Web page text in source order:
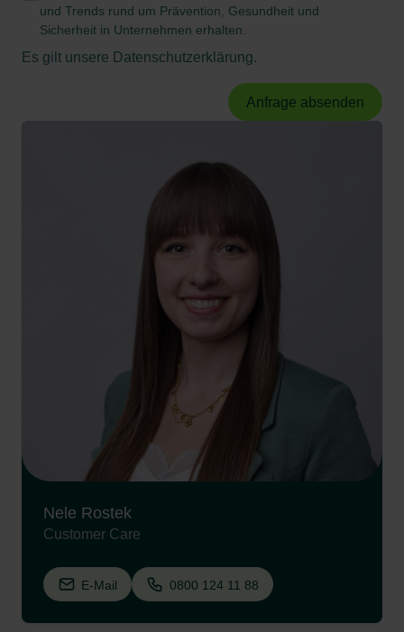
und Trends rund um Prävention, Gesundheit und
Sicherheit in Unternehmen erhalten.
Es gilt unsere Datenschutzerklärung.
Nele Rostek
Customer Care
E-Mail 0800 124 11 88